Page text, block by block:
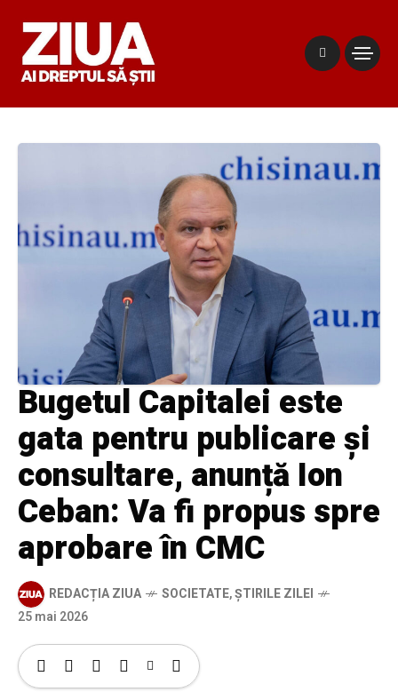
Bugetul Capitalei este
gata pentru publicare și
consultare, anunță Ion
Ceban: Va fi propus spre
aprobare în CMC
REDACȚIA ZIUA SOCIETATE,ȘTIRILE ZILEI
25 mai 2026